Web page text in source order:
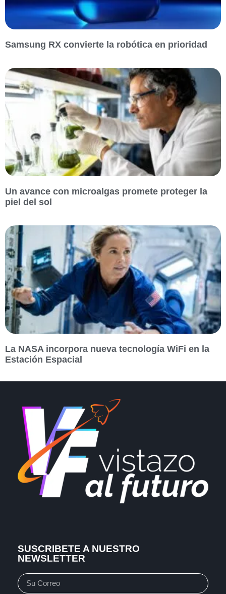
Samsung RX convierte la robótica en prioridad
Un avance con microalgas promete proteger la
piel del sol
La NASA incorpora nueva tecnología WiFi en la
Estación Espacial
SUSCRIBETE A NUESTRO
NEWSLETTER